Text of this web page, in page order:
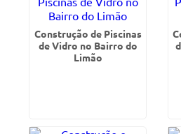
Construção de Piscinas
de Vidro no Bairro do
Limão